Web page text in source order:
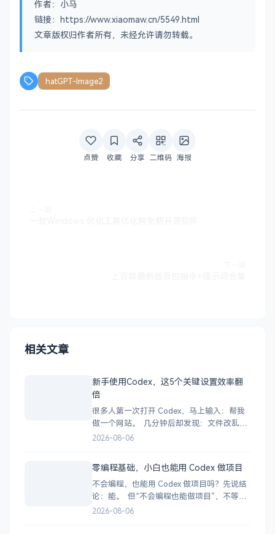
作者：小马
链接：https://www.xiaomaw.cn/5549.html
文章版权归作者所有，未经允许请勿转载。
hatGPT-Image2
点赞 收藏 分享 二维码 海报
相关文章
新手使用Codex，这5个关键设置效率翻
倍
很多人第一次打开 Codex，马上输入：帮我
做一个网站。 几分钟后却发现：文件改乱
了、依赖装错了、运行不了，甚至不知道
里工作、可以做什么、不能做什么，以及怎
样才算完成。 所以，在正式干
2026-08-06
零编程基础，小白也能用 Codex 做项目
不会编程，也能用 Codex 做项目吗？先说结
论：能。 但“不会编程也能做项目”，不等
于：输入一句话，Codex 就会自动生成一个
2026-08-06